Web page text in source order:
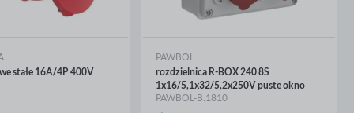
stałe 16A/4P 400V
PAWBOL
rozdzielnica R-BOX 240 8S
1x16/5,1x32/5,2x250V puste okno
PAWBOL-B.1810